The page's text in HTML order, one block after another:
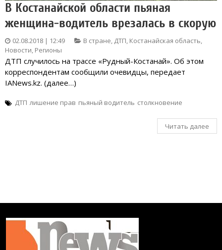
В Костанайской области пьяная
женщина-водитель врезалась в скорую
02.08.2018 | 12:49 В стране, ДТП, Костанайская область,
Новости, Регионы
ДТП случилось на трассе «Рудный-Костанай». Об этом
корреспондентам сообщили очевидцы, передает
IANews.kz. (далее…)
ДТП лишение прав пьяный водитель столкновение
Читать далее